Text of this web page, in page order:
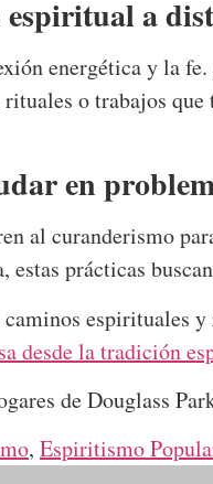
a
energética y la
o trabajos
en
al curanderismo
estas prácticas
desde la tradición
, Espiritismo